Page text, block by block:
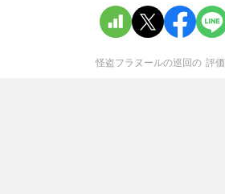
怪盗フラヌールの巡回の 評価